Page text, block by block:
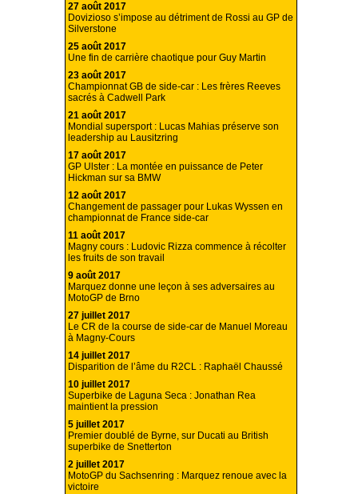
27 août 2017
Dovizioso s’impose au détriment de Rossi au GP de
Silverstone
25 août 2017
Une fin de carrière chaotique pour Guy Martin
23 août 2017
Championnat GB de side-car : Les frères Reeves
sacrés à Cadwell Park
21 août 2017
Mondial supersport : Lucas Mahias préserve son
leadership au Lausitzring
17 août 2017
GP Ulster : La montée en puissance de Peter
Hickman sur sa BMW
12 août 2017
Changement de passager pour Lukas Wyssen en
championnat de France side-car
11 août 2017
Magny cours : Ludovic Rizza commence à récolter
les fruits de son travail
9 août 2017
Marquez donne une leçon à ses adversaires au
MotoGP de Brno
27 juillet 2017
Le CR de la course de side-car de Manuel Moreau
à Magny-Cours
14 juillet 2017
Disparition de l’âme du R2CL : Raphaël Chaussé
10 juillet 2017
Superbike de Laguna Seca : Jonathan Rea
maintient la pression
5 juillet 2017
Premier doublé de Byrne, sur Ducati au British
superbike de Snetterton
2 juillet 2017
MotoGP du Sachsenring : Marquez renoue avec la
victoire